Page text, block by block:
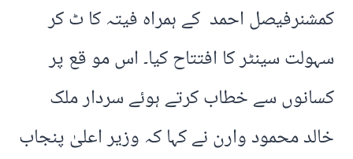
کمشنرفیصل احمد کے ہمراہ فیتہ کا ٹ کر
سہولت سینٹر کا افتتاح کیا۔ اس مو قع پر
کسانوں سے خطاب کرتے ہوئے سردار ملک
خالد محمود وارن نے کہا کہ وزیر اعلیٰ پنجاب